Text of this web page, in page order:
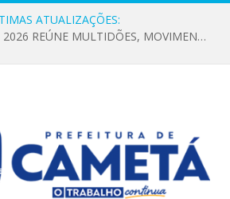
ATUALIZAÇÕES:
FESTIVAL DE VERÃO 2026 REÚNE MULTIDÕES, MOVIMENTA A ECONOMIA E FORTALECE A CULTURA LOCAL